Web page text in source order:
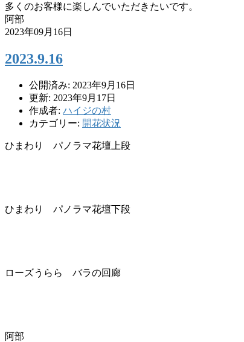
多くのお客様に楽しんでいただきたいです。
阿部
2023年09月16日
2023.9.16
公開済み: 2023年9月16日
更新: 2023年9月17日
作成者: ハイジの村
カテゴリー: 開花状況
ひまわり パノラマ花壇上段
ひまわり パノラマ花壇下段
ローズうらら バラの回廊
阿部